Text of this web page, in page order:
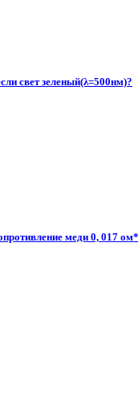
свет зеленый(λ=500нм)?
меди 0, 017